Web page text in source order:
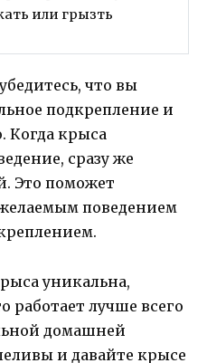
или грызть
что вы
подкрепление и
Когда крыса
сразу же
Это поможет
поведением
уникальна,
работает лучше всего
домашней
и давайте крысе